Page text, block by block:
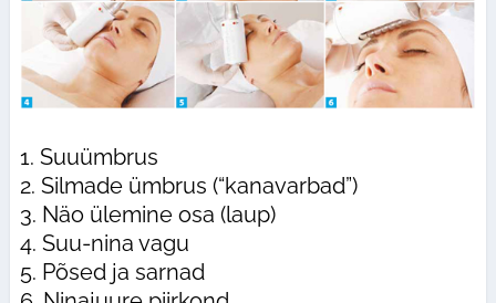
1. Suuümbrus
2. Silmade ümbrus (“kanavarbad”)
3. Näo ülemine osa (laup)
4. Suu-nina vagu
5. Põsed ja sarnad